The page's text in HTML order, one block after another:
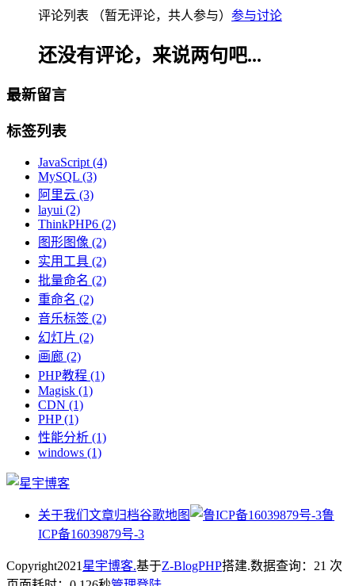
评论列表 （暂无评论，共人参与） 参与讨论
还没有评论，来说两句吧...
最新留言
标签列表
JavaScript (4)
MySQL (3)
阿里云 (3)
layui (2)
ThinkPHP6 (2)
图形图像 (2)
实用工具 (2)
批量命名 (2)
重命名 (2)
音乐标签 (2)
幻灯片 (2)
画廊 (2)
PHP教程 (1)
Magisk (1)
CDN (1)
PHP(1)
性能分析 (1)
windows (1)
关于我们 文章归档谷歌地图
鲁
ICP备16039879号-3
Copyright2021 星宇博客.基于Z-BlogPHP搭建.数据查询：21 次